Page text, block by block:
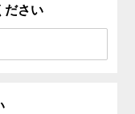
ださい